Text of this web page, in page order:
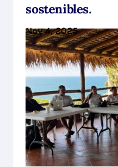
sostenibles.
Nov 4, 2025